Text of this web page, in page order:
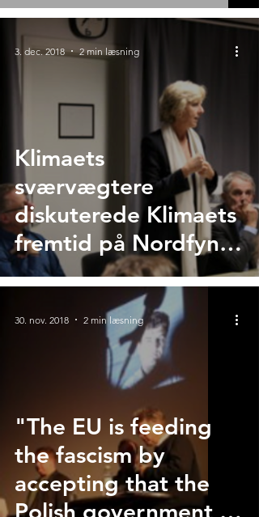
Klimaets
sværvægtere
diskuterede Klimaets
fremtid på Nordfyns
Højskole
3. dec. 2018 2 min læsning
"The EU is feeding
the fascism by
accepting that the
Polish government is
30. nov. 2018 2 min læsning